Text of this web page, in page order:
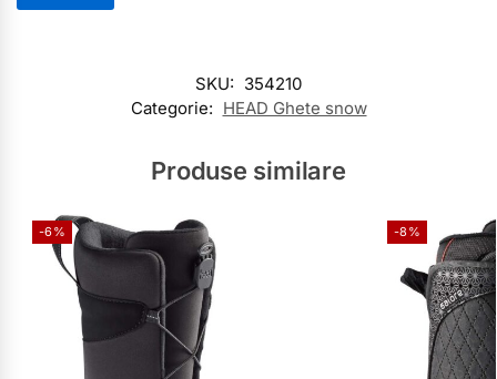
SKU: 354210
Categorie: HEAD Ghete snow
Produse similare
-6% -8%